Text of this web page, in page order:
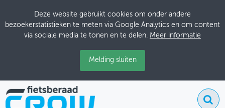
Deze website gebruikt cookies om onder andere
bezoekerstatistieken te meten via Google Analytics en om content
via sociale media te tonen en te delen. Meer informatie
Melding sluiten